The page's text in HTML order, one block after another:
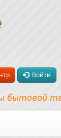
Войти
бытовой